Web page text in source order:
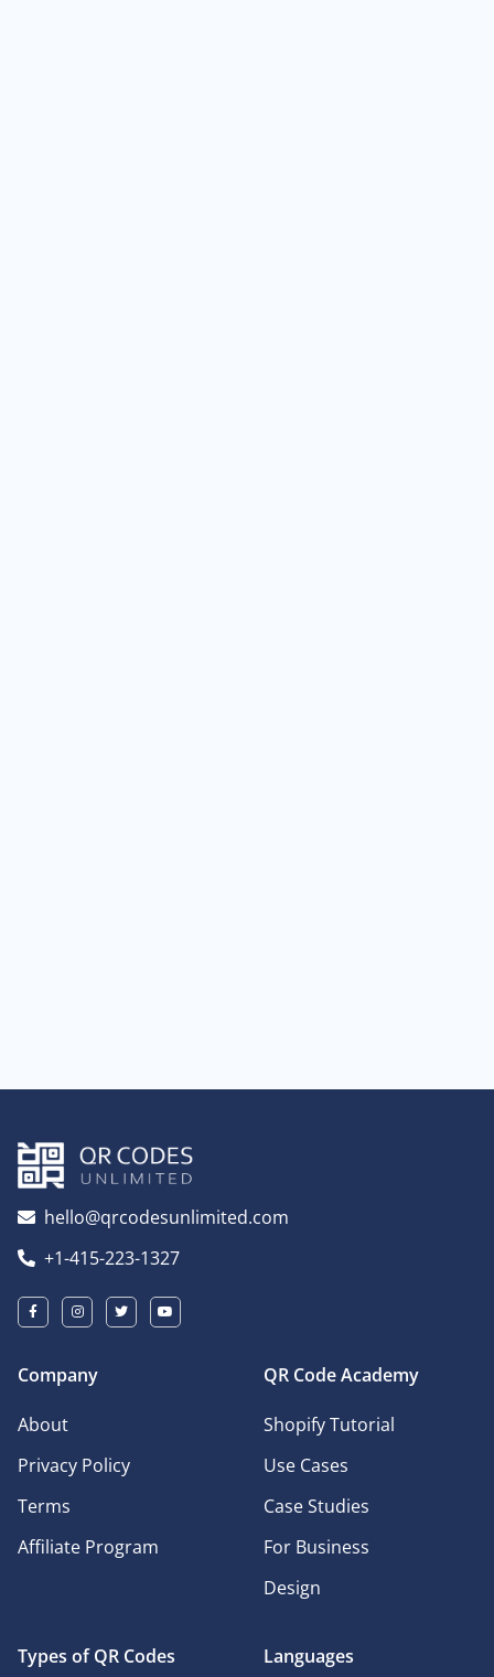
hello@qrcodesunlimited.com
+1-415-223-1327
Company
About
Privacy Policy
Terms
Affiliate Program
QR Code Academy
Shopify Tutorial
Use Cases
Case Studies
For Business
Design
Types of QR Codes Languages